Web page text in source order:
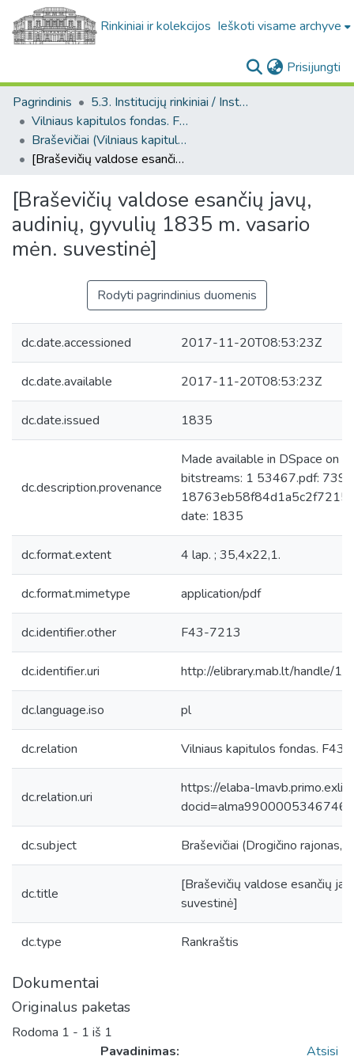
Rinkiniai ir kolekcijos Ieškoti visame archyve
Prisijungti
Pagrindinis
5.3. Institucijų rinkiniai / Institutional collections
Vilniaus kapitulos fondas. F43
Braševičiai (Vilniaus kapitulos fondas. F43. Bažnytinės valdos)
[Braševičių valdose esančių javų, audinių, gyvulių 1835 m. vasario mėn. suvestinė]
[Braševičių valdose esančių javų,
audinių, gyvulių 1835 m. vasario
mėn. suvestinė]
Rodyti pagrindinius duomenis
dc.date.accessioned 2017-11-20T08:53:23Z
dc.date.available 2017-11-20T08:53:23Z
dc.date.issued 1835
dc.description.provenance
Made available in DSpace on
bitstreams: 1 53467.pdf:
date: 1835
dc.format.extent 4 lap. ; 35,4x22,1.
dc.format.mimetype application/pdf
dc.identifier.other F43-7213
dc.identifier.uri http://elibrary.mab.lt/handle/1/
dc.language.iso pl
dc.relation Vilniaus kapitulos fondas. F43,
dc.relation.uri
https://elaba-
dc.subject Braševičiai (Drogičino rajonas,
dc.title
[Braševičių valdose esančių
suvestinė]
dc.type Rankraštis
Dokumentai
Originalus paketas
Rodoma 1 - 1 iš 1
Pavadinimas:
Atsisi